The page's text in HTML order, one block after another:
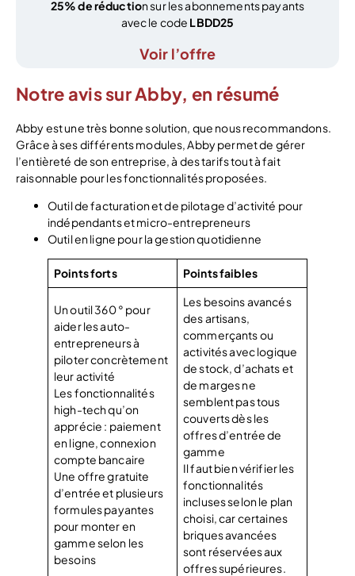
25% de réduction sur les abonnements payants
avec le code LBDD25
Voir l’offre
Notre avis sur Abby, en résumé
Abby est une très bonne solution, que nous recommandons.
Grâce à ses différents modules, Abby permet de gérer
l’entièreté de son entreprise, à des tarifs tout à fait
raisonnable pour les fonctionnalités proposées.
Outil de facturation et de pilotage d’activité pour
indépendants et micro-entrepreneurs
Outil en ligne pour la gestion quotidienne
Points forts Points faibles
Un outil 360 ° pour
aider les auto-
entrepreneurs à
piloter concrètement
leur activité
Les fonctionnalités
high-tech qu’on
apprécie : paiement
en ligne, connexion
compte bancaire
Une offre gratuite
d’entrée et plusieurs
formules payantes
pour monter en
gamme selon les
besoins
Les besoins avancés
des artisans,
commerçants ou
activités avec logique
de stock, d’achats et
de marges ne
semblent pas tous
couverts dès les
offres d’entrée de
gamme
Il faut bien vérifier les
fonctionnalités
incluses selon le plan
choisi, car certaines
briques avancées
sont réservées aux
offres supérieures.